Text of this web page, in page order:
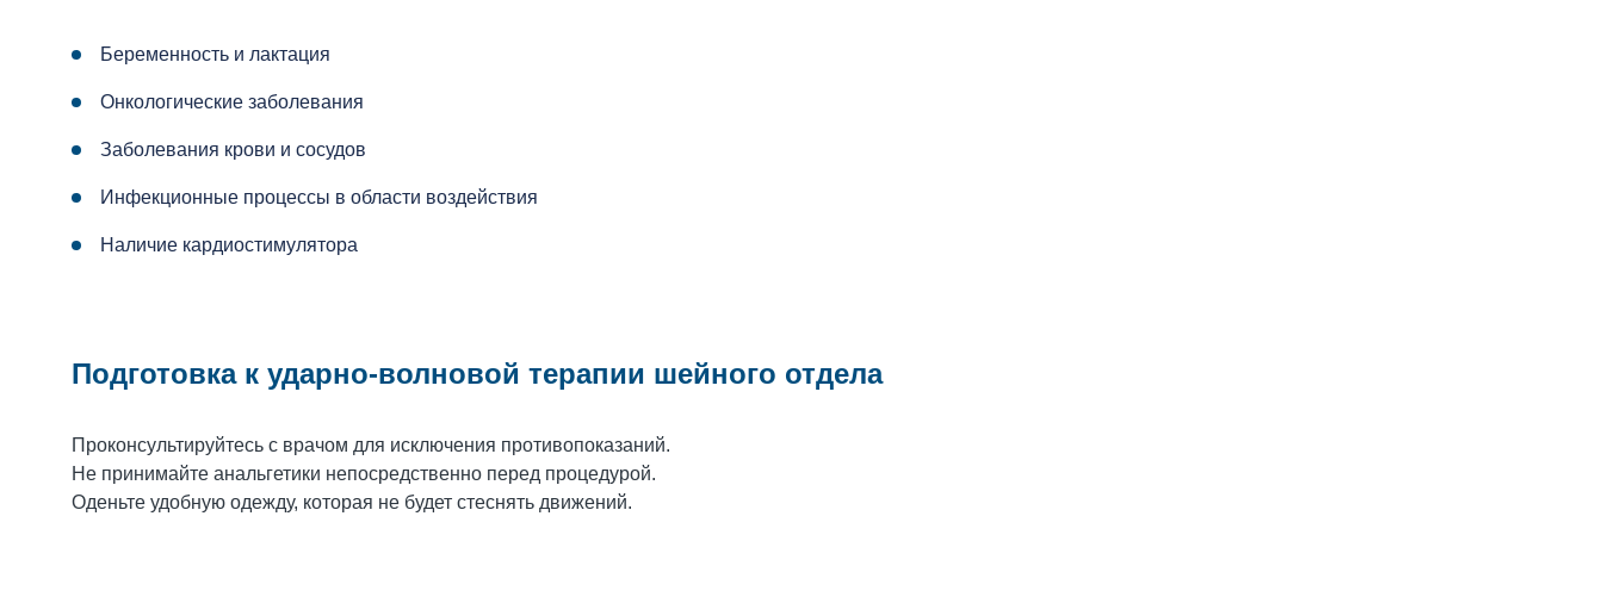
Беременность и лактация
Онкологические заболевания
Заболевания крови и сосудов
Инфекционные процессы в области воздействия
Наличие кардиостимулятора
Подготовка к ударно-волновой терапии шейного отдела
Проконсультируйтесь с врачом для исключения противопоказаний.
Не принимайте анальгетики непосредственно перед процедурой.
Оденьте удобную одежду, которая не будет стеснять движений.